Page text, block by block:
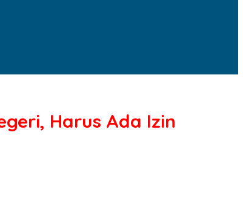
Harus Ada Izin